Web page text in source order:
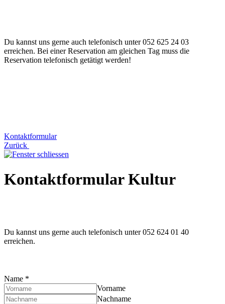
Du kannst uns gerne auch telefonisch unter 052 625 24 03
erreichen. Bei einer Reservation am gleichen Tag muss die
Reservation telefonisch getätigt werden!
Kontaktformular
Zurück
Kontaktformular Kultur
Du kannst uns gerne auch telefonisch unter 052 624 01 40
erreichen.
Name *
Vorname
Nachname